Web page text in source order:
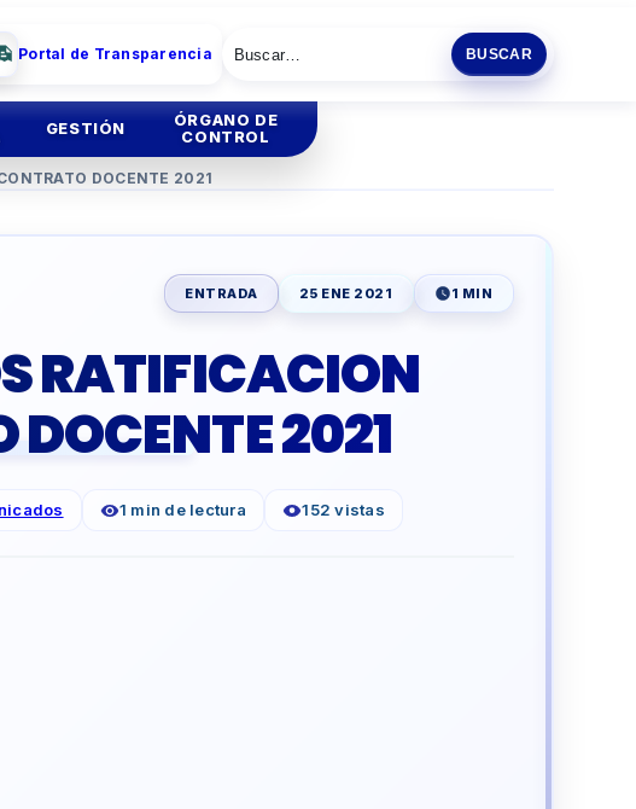
Portal de Transparencia BUSCAR
CONVIVENCIA ESCOLAR
TÉCNICO PRODUCTIVA
GESTIÓN
ÓRGANO DE
CONTROL
DOCENTE 2021
ENTRADA 25 ENE 2021 1 MIN
RATIFICACION
2021
1 min de lectura 152 vistas